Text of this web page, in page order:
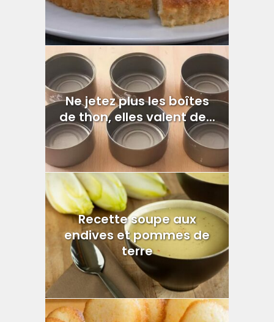
Ne jetez plus les boîtes
de thon, elles valent de...
Recette soupe aux
endives et pommes de
terre